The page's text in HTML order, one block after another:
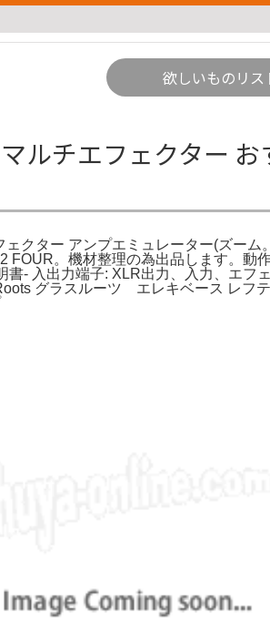
欲しいものリス
ルチエフェクター
クター アンプエミュレーター(ズーム
FOUR。機材整理の為出品します。動
- 入出力端子: XLR出力、入力、エフ
グラスルーツ エレキベース レフ